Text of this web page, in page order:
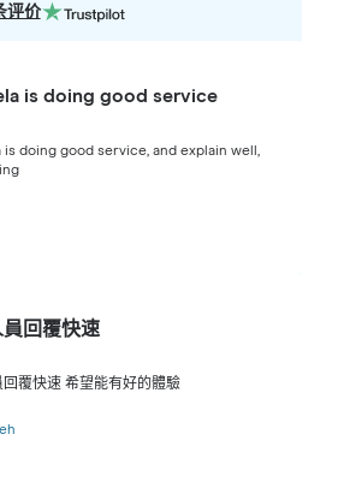
评价
is doing good service
is doing good service, and explain well,
回覆快速
回覆快速 希望能有好的體驗